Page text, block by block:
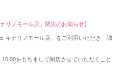
リノモール店」閉店のお知らせ】
キナリノモール店」をご利用いただき、誠
をもちまして閉店させていただくこと